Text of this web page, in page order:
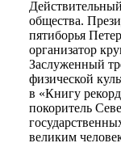
общества.
пятиборья
организатор
Заслуженный
физической
в «Книгу
покоритель
великим